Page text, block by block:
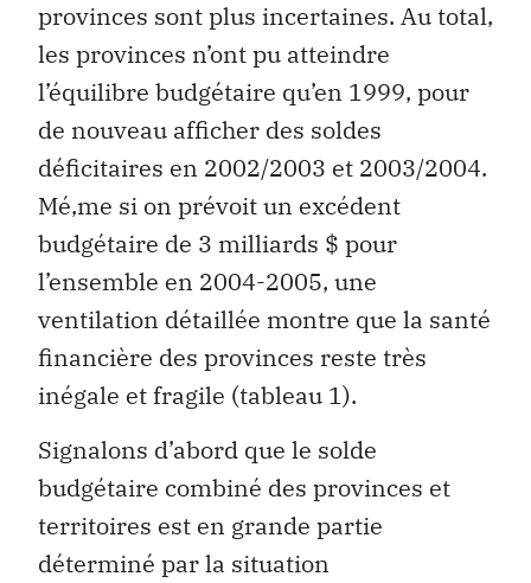
provinces sont plus incertaines. Au total,
les provinces n’ont pu atteindre
l’équilibre budgétaire qu’en 1999, pour
de nouveau afficher des soldes
déficitaires en 2002/2003 et 2003/2004.
Mé‚me si on prévoit un excédent
budgétaire de 3 milliards $ pour
l’ensemble en 2004-2005, une
ventilation détaillée montre que la santé
financière des provinces reste très
inégale et fragile (tableau 1).
Signalons d’abord que le solde
budgétaire combiné des provinces et
territoires est en grande partie
déterminé par la situation